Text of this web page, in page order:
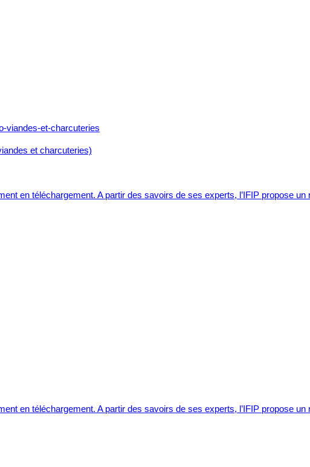
et charcuteries)
en téléchargement. A partir des savoirs de ses experts, l’IFIP propose
en téléchargement. A partir des savoirs de ses experts, l’IFIP propose